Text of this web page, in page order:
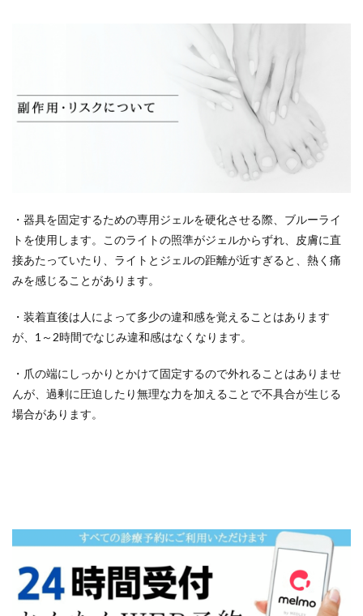
・器具を固定するための専用ジェルを硬化させる際、ブルーライ
トを使用します。このライトの照準がジェルからずれ、皮膚に直
接あたっていたり、ライトとジェルの距離が近すぎると、熱く痛
みを感じることがあります。
・装着直後は人によって多少の違和感を覚えることはあります
が、1～2時間でなじみ違和感はなくなります。
・爪の端にしっかりとかけて固定するので外れることはありませ
んが、過剰に圧迫したり無理な力を加えることで不具合が生じる
場合があります。